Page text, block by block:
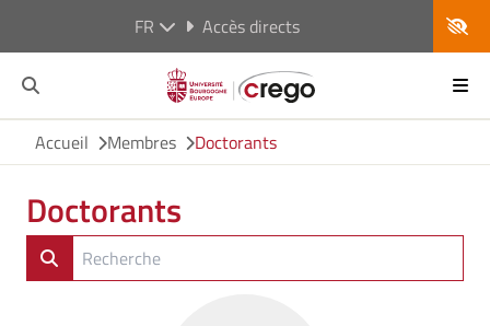
FR Accès directs
Accueil Membres Doctorants
Doctorants